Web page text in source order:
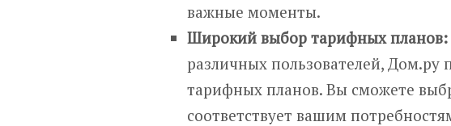
важные моменты.
Широкий выбор тарифных планов:
различных пользователей,
тарифных планов. Вы сможете
соответствует вашим